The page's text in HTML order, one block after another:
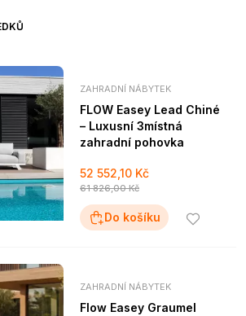
ZAHRADNÍ NÁBYTEK
FLOW Easey Lead Chiné
– Luxusní 3místná
zahradní pohovka
52 552,10 Kč
61 826,00 Kč
Do košíku
ZAHRADNÍ NÁBYTEK
Flow Easey Graumel